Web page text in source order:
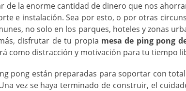
de la enorme cantidad de dinero que nos
e instalación. Sea por esto, o por otras
no solo en los parques, hoteles y zonas
disfrutar de tu propia mesa de ping pong
como distracción y motivación para tu tiempo
pong están preparadas para soportar con
vez se haya terminado de construir, el